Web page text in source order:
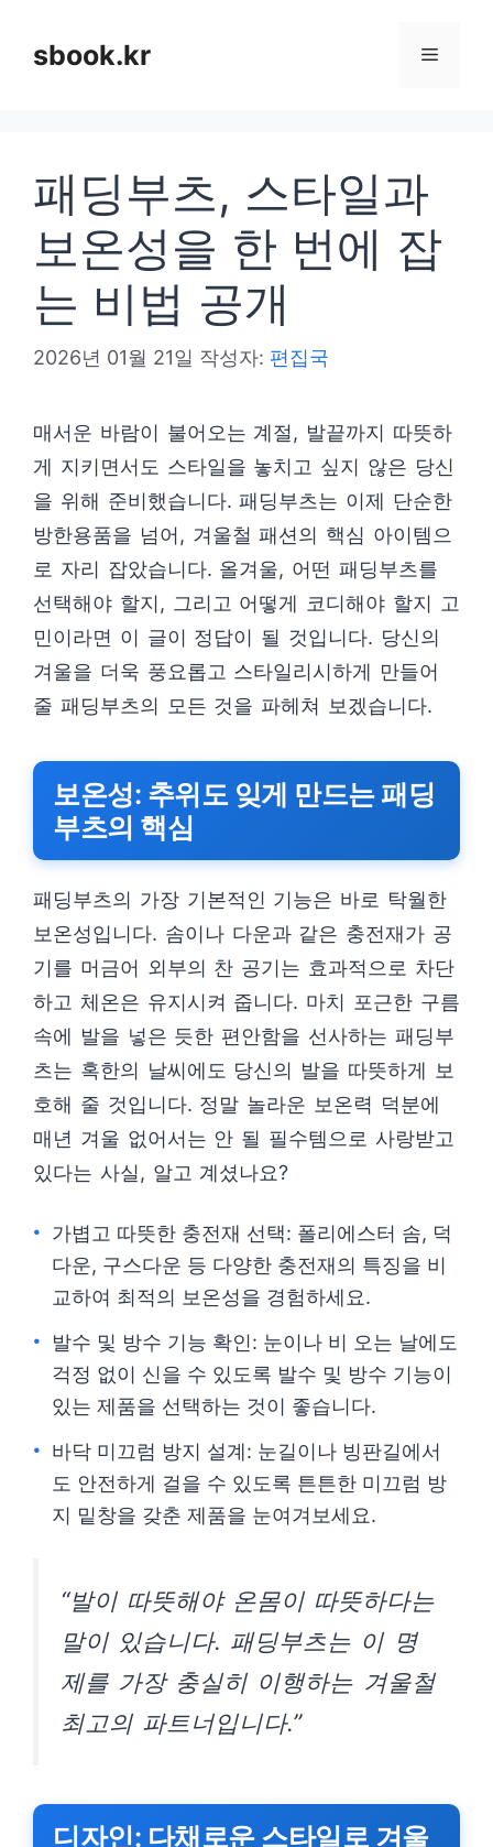
sbook.kr 메
패딩부츠, 스타일과
보온성을 한 번에 잡
는 비법 공개
2026년 01월 21일 작성자: 편집국
매서운 바람이 불어오는 계절, 발끝까지 따뜻하
게 지키면서도 스타일을 놓치고 싶지 않은 당신
을 위해 준비했습니다. 패딩부츠는 이제 단순한
방한용품을 넘어, 겨울철 패션의 핵심 아이템으
로 자리 잡았습니다. 올겨울, 어떤 패딩부츠를
선택해야 할지, 그리고 어떻게 코디해야 할지 고
민이라면 이 글이 정답이 될 것입니다. 당신의
겨울을 더욱 풍요롭고 스타일리시하게 만들어
줄 패딩부츠의 모든 것을 파헤쳐 보겠습니다.
보온성: 추위도 잊게 만드는 패딩
부츠의 핵심
패딩부츠의 가장 기본적인 기능은 바로 탁월한
보온성입니다. 솜이나 다운과 같은 충전재가 공
기를 머금어 외부의 찬 공기는 효과적으로 차단
하고 체온은 유지시켜 줍니다. 마치 포근한 구름
속에 발을 넣은 듯한 편안함을 선사하는 패딩부
츠는 혹한의 날씨에도 당신의 발을 따뜻하게 보
호해 줄 것입니다. 정말 놀라운 보온력 덕분에
매년 겨울 없어서는 안 될 필수템으로 사랑받고
있다는 사실, 알고 계셨나요?
가볍고 따뜻한 충전재 선택: 폴리에스터 솜, 덕
다운, 구스다운 등 다양한 충전재의 특징을 비
교하여 최적의 보온성을 경험하세요.
발수 및 방수 기능 확인: 눈이나 비 오는 날에도
걱정 없이 신을 수 있도록 발수 및 방수 기능이
있는 제품을 선택하는 것이 좋습니다.
바닥 미끄럼 방지 설계: 눈길이나 빙판길에서
도 안전하게 걸을 수 있도록 튼튼한 미끄럼 방
지 밑창을 갖춘 제품을 눈여겨보세요.
“발이 따뜻해야 온몸이 따뜻하다는
말이 있습니다. 패딩부츠는 이 명
제를 가장 충실히 이행하는 겨울철
최고의 파트너입니다.”
디자인: 다채로운 스타일로 겨울